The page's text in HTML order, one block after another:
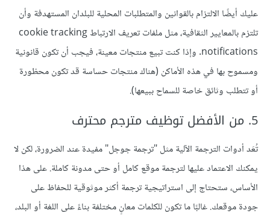
عليك أيضًا الالتزام بالقوانين والمتطلبات المحلية للبلدان المستهدفة وأن
تلتزم بالمعايير الثقافية، مثل ملفات تعريف الارتباط cookie tracking
notifications. وإذا كنت تبيع منتجات معينة، فيجب أن تكون قانونية
ومسموح بها في هذه الأماكن (هناك منتجات حساسة قد تكون محظورة
أو تتطلب وثائق خاصة للسماح ببيعها).
5. من اﻷفضل توظيف مترجم محترف
تُعَد أدوات الترجمة الآلية مثل "ترجمة جوجل" مفيدة عند الضرورة، لكن لا
يمكنك الاعتماد عليها لترجمة موقع كامل أو حتى مدونة كاملة. على هذا
الأساس، ستحتاج إلى استراتيجية ترجمة أكثر موثوقية للحفاظ على
جودة موقعك. غالبًا ما تكون للكلمات معانٍ مختلفة بناءً على اللغة أو البلد،